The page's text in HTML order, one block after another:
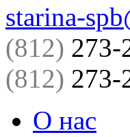
starina-
(812) 273-
(812) 273-
О нас